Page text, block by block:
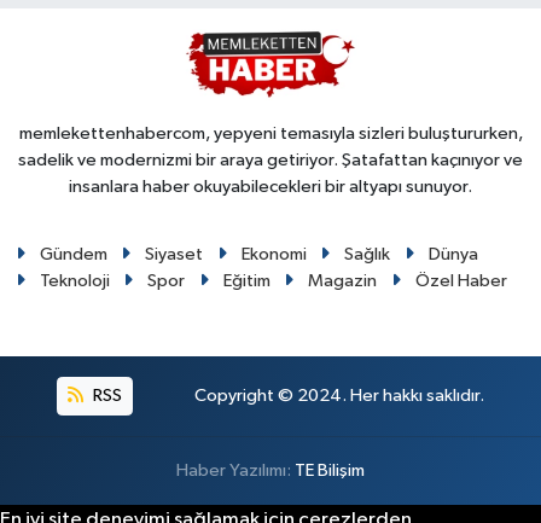
memlekettenhabercom, yepyeni temasıyla sizleri buluştururken,
sadelik ve modernizmi bir araya getiriyor. Şatafattan kaçınıyor ve
insanlara haber okuyabilecekleri bir altyapı sunuyor.
Gündem Siyaset Ekonomi Sağlık
Dünya
Teknoloji
Spor Eğitim Magazin Özel Haber
RSS Copyright © 2024. Her hakkı saklıdır.
Haber Yazılımı: TE Bilişim